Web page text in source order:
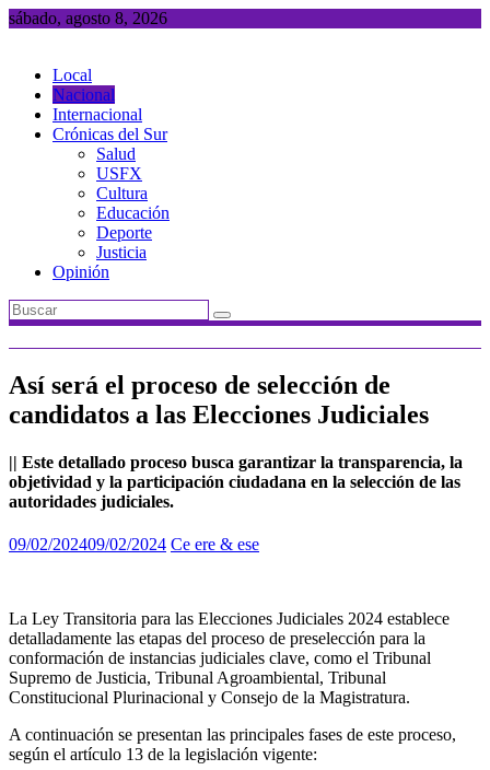
Saltar
sábado, agosto 8, 2026
Local
Nacional
Internacional
Crónicas del Sur
Salud
USFX
Cultura
Educación
Deporte
Justicia
Opinión
Así será el proceso de selección de
candidatos a las Elecciones Judiciales
|| Este detallado proceso busca garantizar la transparencia, la
objetividad y la participación ciudadana en la selección de las
autoridades judiciales.
09/02/202409/02/2024 Ce ere & ese
La Ley Transitoria para las Elecciones Judiciales 2024 establece
detalladamente las etapas del proceso de preselección para la
conformación de instancias judiciales clave, como el Tribunal
Supremo de Justicia, Tribunal Agroambiental, Tribunal
Constitucional Plurinacional y Consejo de la Magistratura.
A continuación se presentan las principales fases de este proceso,
según el artículo 13 de la legislación vigente: